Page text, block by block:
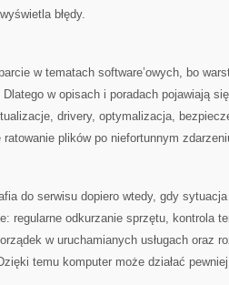
błędy.
w tematach software’owych, bo
Dlatego w opisach i poradach pojawiają
drivery, optymalizacja,
plików po niefortunnym
do serwisu dopiero wtedy, gdy
regularne odkurzanie sprzętu, kontrola
w uruchamianych usługach oraz
temu komputer może działać